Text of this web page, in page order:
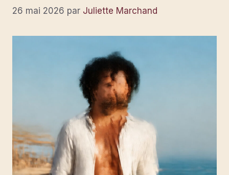
26 mai 2026 par Juliette Marchand